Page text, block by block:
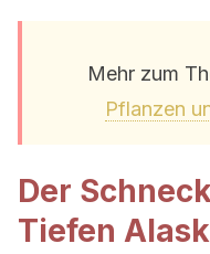
Mehr zum
Pflanzen
Der
Tiefen